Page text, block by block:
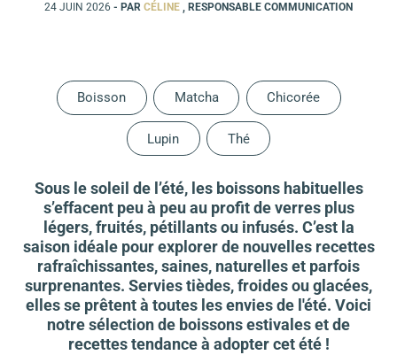
24 JUIN 2026 - PAR CÉLINE , RESPONSABLE COMMUNICATION
Boisson Matcha Chicorée
Lupin Thé
Sous le soleil de l’été, les boissons habituelles
s’effacent peu à peu au profit de verres plus
légers, fruités, pétillants ou infusés. C’est la
saison idéale pour explorer de nouvelles recettes
rafraîchissantes, saines, naturelles et parfois
surprenantes. Servies tièdes, froides ou glacées,
elles se prêtent à toutes les envies de l'été. Voici
notre sélection de boissons estivales et de
recettes tendance à adopter cet été !